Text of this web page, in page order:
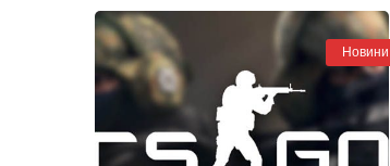
Новини